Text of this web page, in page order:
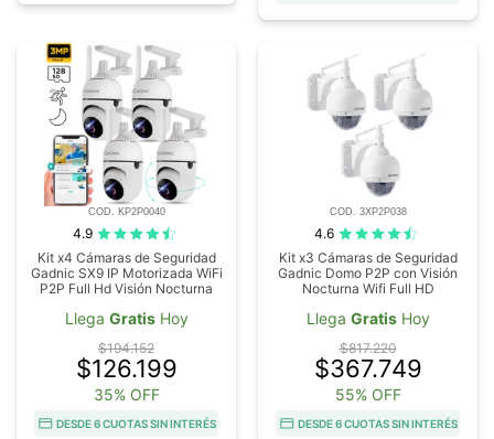
COD. KP2P0040
4.9
Kit x4 Cámaras de Seguridad
Gadnic SX9 IP Motorizada WiFi
P2P Full Hd Visión Nocturna
Llega GratisHoy
$194.152
$126.199
35% OFF
DESDE 6 CUOTAS SIN INTERÉS
COD. 3XP2P038
4.6
Kit x3 Cámaras de Seguridad
Gadnic Domo P2P con Visión
Nocturna Wifi Full HD
Llega GratisHoy
$817.220
$367.749
55% OFF
DESDE 6 CUOTAS SIN INTERÉS